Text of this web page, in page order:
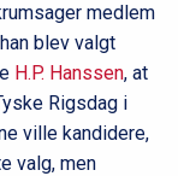
medlem
blev valgt
H.P. Hanssen, at
Rigsdag i
ville kandidere,
valg, men